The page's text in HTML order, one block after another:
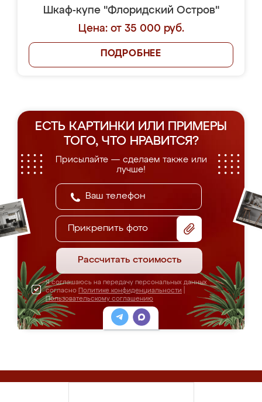
Шкаф-купе "Флоридский Остров"
Цена: от 35 000 руб.
ПОДРОБНЕЕ
ЕСТЬ КАРТИНКИ ИЛИ ПРИМЕРЫ
ТОГО, ЧТО НРАВИТСЯ?
Присылайте — сделаем также или
лучше!
Прикрепить фото
Рассчитать стоимость
Я соглашаюсь на передачу персональных данных
согласно Политике конфиденциальности
Пользовательскому соглашению